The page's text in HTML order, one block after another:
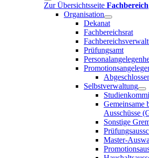
Zur Übersichtsseite Fachbereich
Organisation
Dekanat
Fachbereichsrat
Prüfungsamt
Selbstverwaltung
Gemeinsame
Ausschüsse
Sonstige
Master-